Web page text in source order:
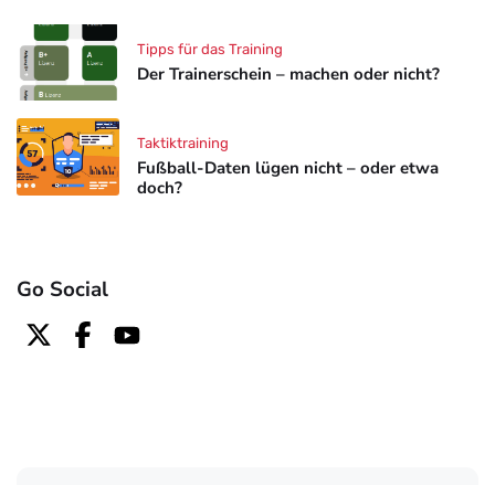
Der Trainerschein – machen oder nicht?
Tipps für das Training
Fußball-Daten lügen nicht – oder etwa
doch?
Taktiktraining
Go Social